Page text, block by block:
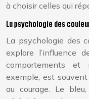
à choisir celles qui
La psychologie des
La psychologie des
explore l’influence
comportements et
exemple, est
au courage. Le